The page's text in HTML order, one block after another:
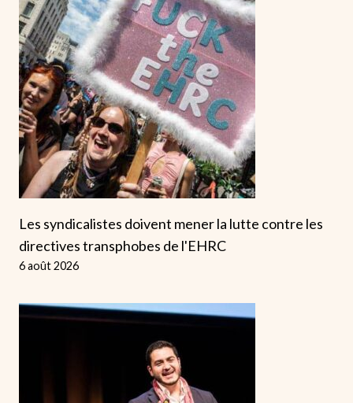
Les syndicalistes doivent mener la lutte contre les
directives transphobes de l'EHRC
6 août 2026